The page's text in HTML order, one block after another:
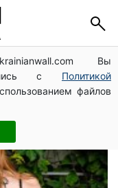
Вы
с Политикой
файлов